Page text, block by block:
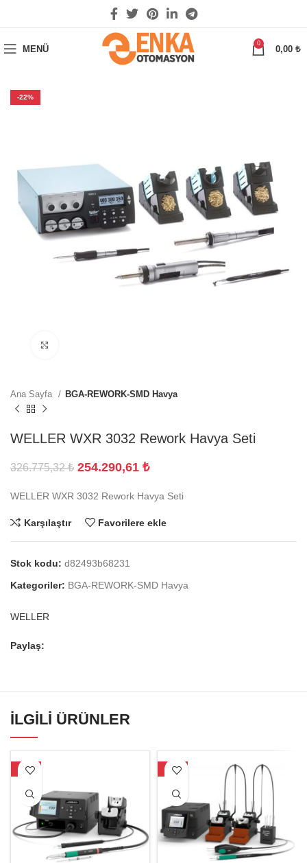
MENÜ
0
0,00 ₺
-22%
Ana Sayfa BGA-REWORK-SMD Havya
WELLER WXR 3032 Rework Havya Seti
326.775,32₺ 254.290,61 ₺
WELLER WXR 3032 Rework Havya Seti
Karşılaştır Favorilere ekle
Stok kodu: d82493b68231
Kategoriler: BGA-REWORK-SMD Havya
WELLER
Paylaş:
İLGILI ÜRÜNLER
-20% -18%